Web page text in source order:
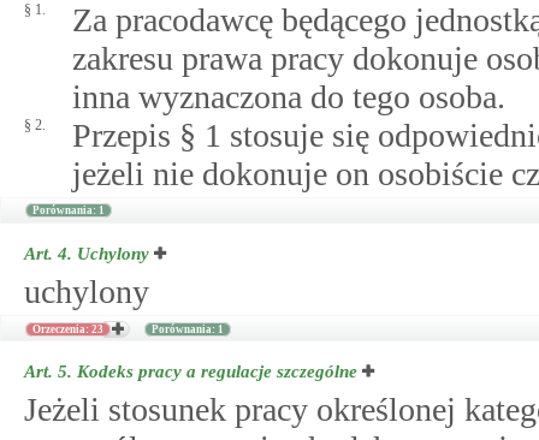
§ 1.
Za pracodawcę będącego
zakresu prawa pracy dokonuje
inna wyznaczona do tego osoba.
§ 2.
Przepis § 1 stosuje się
jeżeli nie dokonuje on osobiście
Porównania: 1
Art. 4. Uchylony
uchylony
Orzeczenia: 23 Porównania: 1
Art. 5. Kodeks pracy a regulacje szczególne
Jeżeli stosunek pracy określonej